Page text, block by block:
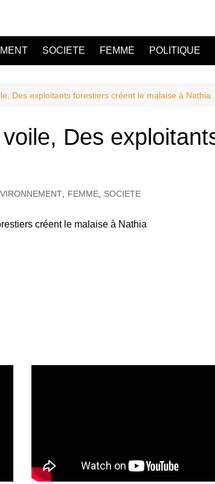
SOCIETE FEMME POLITIQUE
Des exploitants forestiers créent le malaise à Nathia
Des
FEMME SOCIETE